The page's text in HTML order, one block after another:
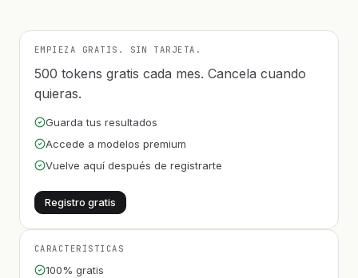
EMPIEZA GRATIS. SIN TARJETA.
500 tokens gratis cada mes. Cancela cuando
quieras.
Guarda tus resultados
Accede a modelos premium
Vuelve aquí después de registrarte
Registro gratis
CARACTERÍSTICAS
100% gratis